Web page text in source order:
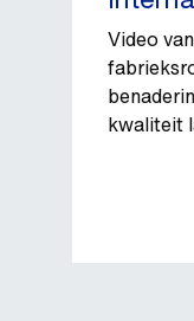
Video
kwaliteit